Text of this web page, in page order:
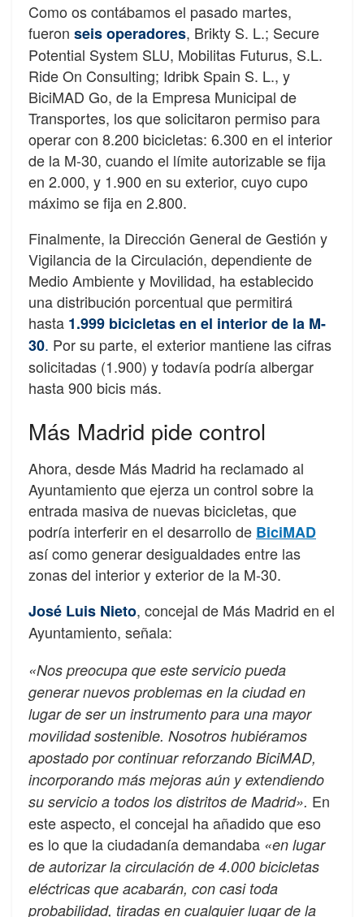
Como os contábamos el pasado martes,
fueron seis operadores, Brikty S. L.; Secure
Potential System SLU, Mobilitas Futurus, S.L.
Ride On Consulting; Idribk Spain S. L., y
BiciMAD Go, de la Empresa Municipal de
Transportes, los que solicitaron permiso para
operar con 8.200 bicicletas: 6.300 en el interior
de la M-30, cuando el límite autorizable se fija
en 2.000, y 1.900 en su exterior, cuyo cupo
máximo se fija en 2.800.
Finalmente, la Dirección General de Gestión y
Vigilancia de la Circulación, dependiente de
Medio Ambiente y Movilidad, ha establecido
una distribución porcentual que permitirá
hasta 1.999 bicicletas en el interior de la M-
30. Por su parte, el exterior mantiene las cifras
solicitadas (1.900) y todavía podría albergar
hasta 900 bicis más.
Más Madrid pide control
Ahora, desde Más Madrid ha reclamado al
Ayuntamiento que ejerza un control sobre la
entrada masiva de nuevas bicicletas, que
podría interferir en el desarrollo de BiciMAD
así como generar desigualdades entre las
zonas del interior y exterior de la M-30.
José Luis Nieto, concejal de Más Madrid en el
Ayuntamiento, señala:
«Nos preocupa que este servicio pueda
generar nuevos problemas en la ciudad en
lugar de ser un instrumento para una mayor
movilidad sostenible. Nosotros hubiéramos
apostado por continuar reforzando BiciMAD,
incorporando más mejoras aún y extendiendo
su servicio a todos los distritos de Madrid». En
este aspecto, el concejal ha añadido que eso
es lo que la ciudadanía demandaba «en lugar
de autorizar la circulación de 4.000 bicicletas
eléctricas que acabarán, con casi toda
probabilidad, tiradas en cualquier lugar de la